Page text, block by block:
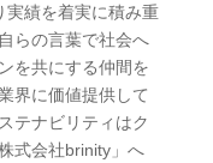
実績を着実に積み重
らの言葉で社会へ
を共にする仲間を
界に価値提供して
テナビリティはク
式会社brinity」へ